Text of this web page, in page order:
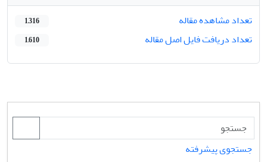
تعداد مشاهده مقاله
1,316
تعداد دریافت فایل اصل مقاله 1,610
جستجوی پیشرفته